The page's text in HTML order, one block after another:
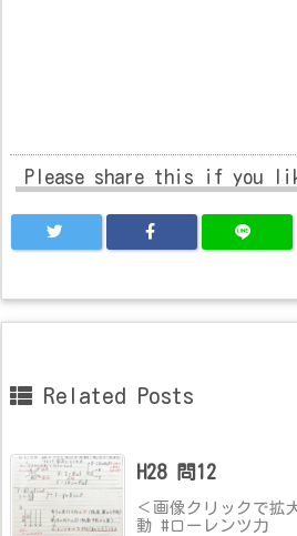
Please share this if you
Related Posts
H28 問12
＜画像クリックで拡
動 #ローレンツ力